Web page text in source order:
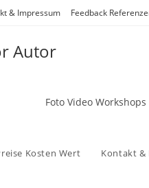
& Impressum Feedback
Autor
Foto Video
Kosten Wert Kontakt &